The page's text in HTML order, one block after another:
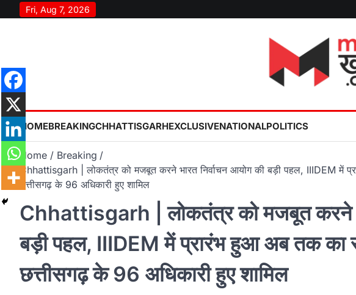
to
Fri, Aug 7, 2026
HOMEBREAKINGCHHATTISGARHEXCLUSIVENATIONALPOLITICS
Home
Breaking
Chhattisgarh | लोकतंत्र को मजबूत करने भारत निर्वाचन आयोग की बड़ी पहल, IIIDEM में
छत्तीसगढ़ के 96 अधिकारी हुए शामिल
Chhattisgarh | लोकतंत्र को मजबूत करने
बड़ी पहल, IIIDEM में प्रारंभ हुआ अब तक का
छत्तीसगढ़ के 96 अधिकारी हुए शामिल